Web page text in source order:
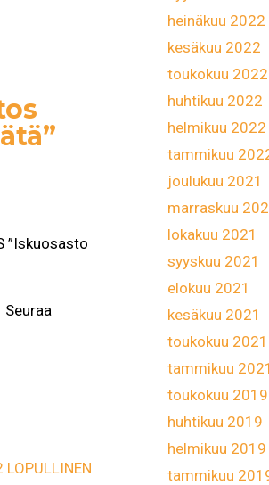
”Iskuosasto
heinäkuu 2022
kesäkuu 2022
toukokuu 2022
huhtikuu 2022
helmikuu 2022
tammikuu
joulukuu 2021
marraskuu
lokakuu 2021
syyskuu 2021
elokuu 2021
kesäkuu 2021
toukokuu 2021
tammikuu
toukokuu 2019
huhtikuu 2019
helmikuu 2019
tammikuu